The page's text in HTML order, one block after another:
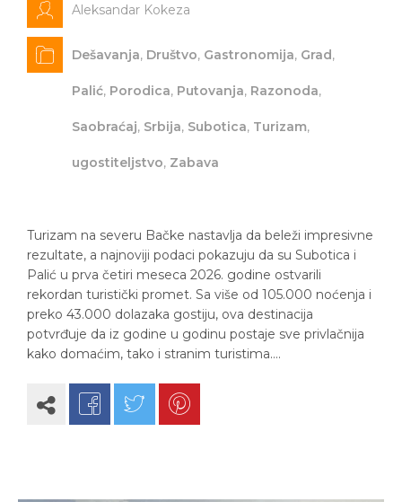
Aleksandar Kokeza
Dešavanja, Društvo, Gastronomija, Grad,
Palić, Porodica, Putovanja, Razonoda,
Saobraćaj, Srbija, Subotica, Turizam,
ugostiteljstvo, Zabava
Turizam na severu Bačke nastavlja da beleži impresivne
rezultate, a najnoviji podaci pokazuju da su Subotica i
Palić u prva četiri meseca 2026. godine ostvarili
rekordan turistički promet. Sa više od 105.000 noćenja i
preko 43.000 dolazaka gostiju, ova destinacija
potvrđuje da iz godine u godinu postaje sve privlačnija
kako domaćim, tako i stranim turistima….